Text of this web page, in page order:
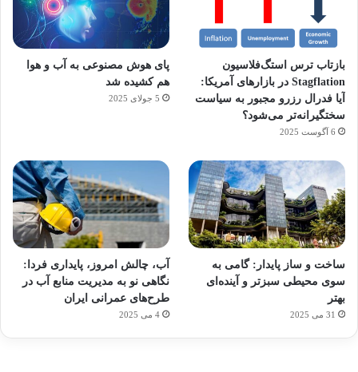
بازتاب ترس استگ‌فلاسیون
Stagflation در بازارهای آمریکا:
آیا فدرال رزرو مجبور به سیاست
سختگیرانه‌تر می‌شود؟
6 آگوست 2025
پای هوش مصنوعی به آب و هوا
هم کشیده شد
5 جولای 2025
ساخت و ساز پایدار: گامی به
سوی محیطی سبزتر و آینده‌ای
بهتر
31 می 2025
آب، چالش امروز، پایداری فردا:
نگاهی نو به مدیریت منابع آب در
طرح‌های عمرانی ایران
4 می 2025
آماده
برای
کشف
توسط
ژاکت
در
ی سفر
مجازی
…
توسط
ورزش
با
ساعت
هوشمند
عکاسی
با طعم
توسط
ژاکت
در
هدفون
های
2023
توسط
ژاکت